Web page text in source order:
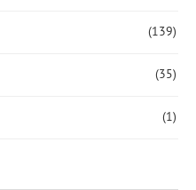
(139)
(35)
(1)